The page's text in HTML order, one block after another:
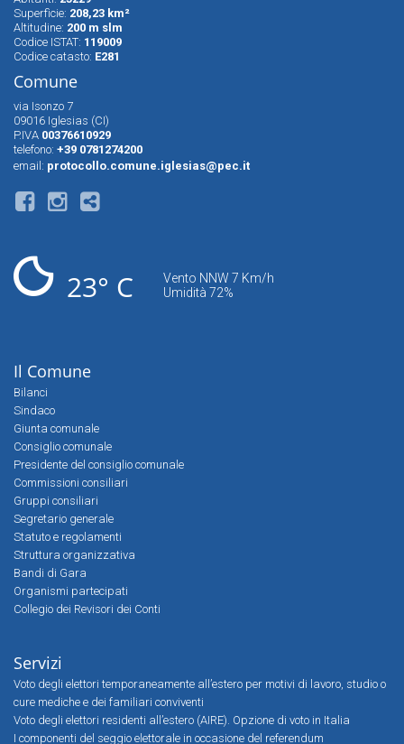
Superfìcie: 208,23 km²
Altitudine: 200 m slm
Codice ISTAT: 119009
Codice catasto: E281
Comune
via Isonzo 7
09016 Iglesias (CI)
P.IVA 00376610929
telefono: +39 0781274200
email: protocollo.comune.iglesias@pec.it
23° C
Vento NNW 7 Km/h
Umidità 72%
Il Comune
Bilanci
Sindaco
Giunta comunale
Consiglio comunale
Presidente del consiglio comunale
Commissioni consiliari
Gruppi consiliari
Segretario generale
Statuto e regolamenti
Struttura organizzativa
Bandi di Gara
Organismi partecipati
Collegio dei Revisori dei Conti
Servizi
Voto degli elettori temporaneamente all’estero per motivi di lavoro, studio o
cure mediche e dei familiari conviventi
Voto degli elettori residenti all’estero (AIRE). Opzione di voto in Italia
I componenti del seggio elettorale in occasione del referendum